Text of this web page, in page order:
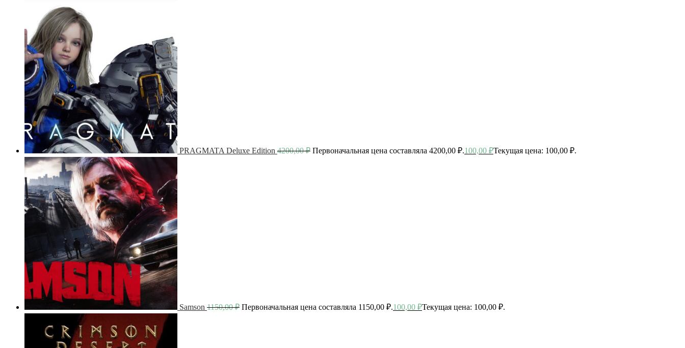
PRAGMATA Deluxe Edition 4200,00₽ Первоначальная цена составляла 4200,00 ₽.100,00 ₽Текущая цена: 100,00 ₽.
Samson 1150,00₽ Первоначальная цена составляла 1150,00 ₽.100,00 ₽Текущая цена: 100,00 ₽.